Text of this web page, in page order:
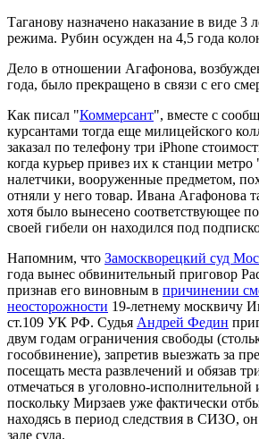
Таганову назначено наказание в виде 3
режима. Рубин осужден на 4,5 года
Дело в отношении Агафонова,
года, было прекращено в связи с его
Как писал "Коммерсант", вместе с
курсантами тогда еще милицейского
заказал по телефону три iPhone
когда курьер привез их к станции
налетчики, вооруженные предметом,
отняли у него товар. Ивана Агафонова
хотя было вынесено соответствующее
своей гибели он находился под
Напомним, что Замоскворецкий суд
года вынес обвинительный приговор
признав его виновным в причинении
неосторожности 19-летнему москвичу
ст.109 УК РФ. Судья Андрей Федин
двум годам ограничения свободы
гособвинение), запретив выезжать за
посещать места развлечений и обязав
отмечаться в уголовно-
поскольку Мирзаев уже фактически
находясь в период следствия в СИЗО,
зале суда.